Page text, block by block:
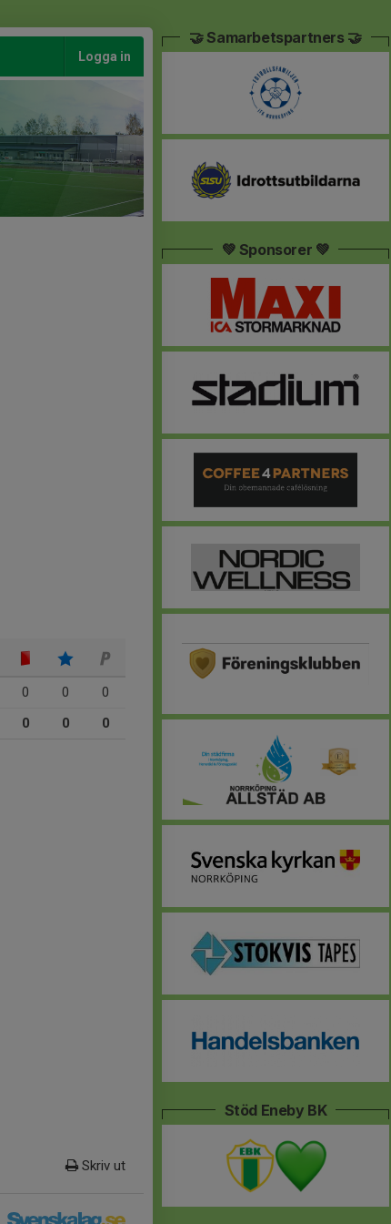
Logga in
0 0
0
0 0 0
Skriv ut
🤝 Samarbetspartners 🤝
💚 Sponsorer 💚
Stöd Eneby BK